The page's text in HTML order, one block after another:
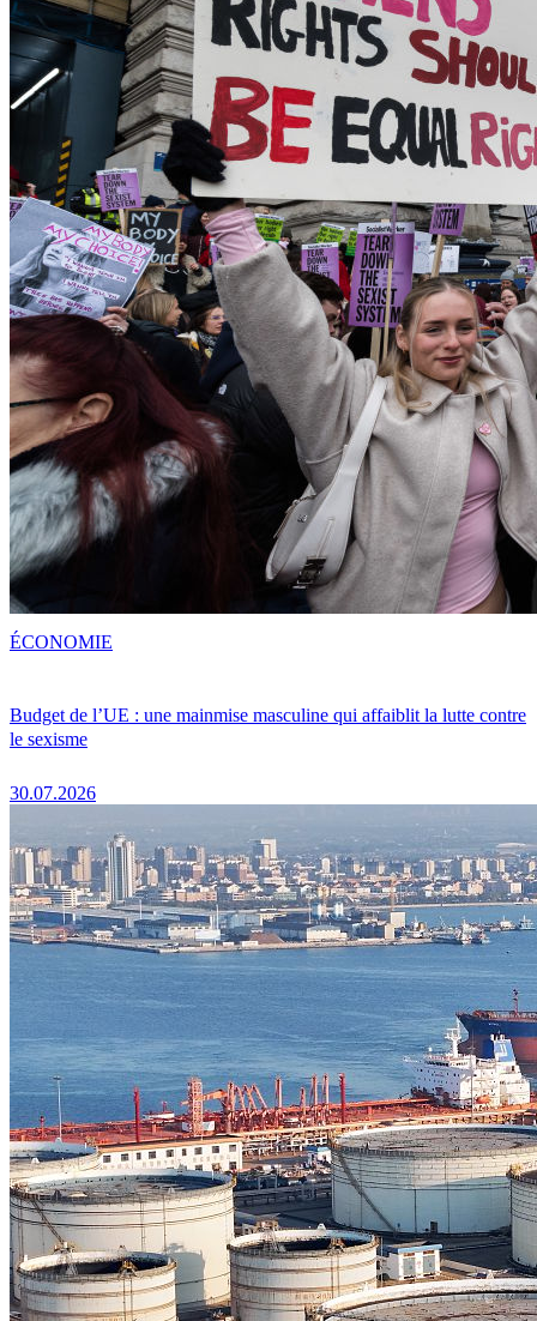
Budget de l’UE : une mainmise masculine qui affaiblit la lutte contre
le sexisme
30.07.2026
ÉCONOMIE